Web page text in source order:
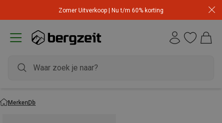
Zomer Uitverkoop | Nu t/m 60% korting
MerkenDb